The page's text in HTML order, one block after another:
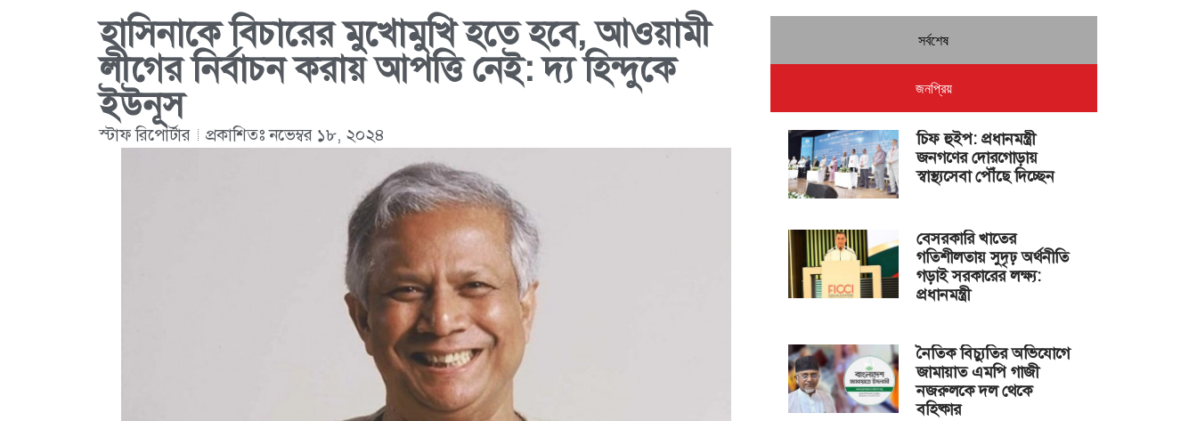
হাসিনাকে বিচারের মুখোমুখি হতে হবে, আওয়ামী
লীগের নির্বাচন করায় আপত্তি নেই: দ্য হিন্দুকে
ইউনূস
স্টাফ রিপোর্টার প্রকাশিতঃনভেম্বর ১৮, ২০২৪
সর্বশেষ
জনপ্রিয়
চিফ হুইপ: প্রধানমন্ত্রী
জনগণের দোরগোড়ায়
স্বাস্থ্যসেবা পৌঁছে দিচ্ছেন
বেসরকারি খাতের
গতিশীলতায় সুদৃঢ় অর্থনীতি
গড়াই সরকারের লক্ষ্য:
প্রধানমন্ত্রী
নৈতিক বিচ্যুতির অভিযোগে
জামায়াত এমপি গাজী
নজরুলকে দল থেকে
বহিষ্কার